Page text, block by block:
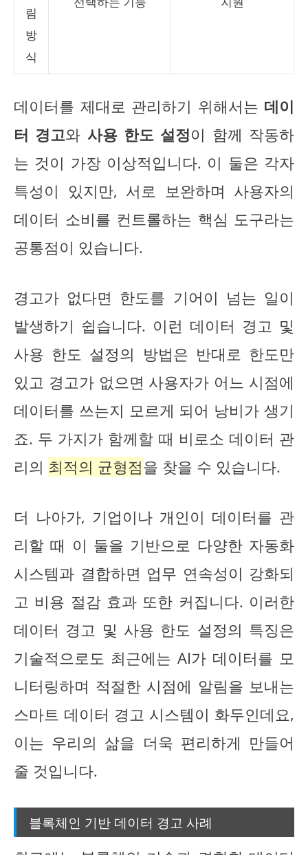
림
방
식
데이터를 제대로 관리하기 위해서는 데이
터 경고와 사용 한도 설정이 함께 작동하
는 것이 가장 이상적입니다. 이 둘은 각자
특성이 있지만, 서로 보완하며 사용자의
데이터 소비를 컨트롤하는 핵심 도구라는
공통점이 있습니다.
경고가 없다면 한도를 기어이 넘는 일이
발생하기 쉽습니다. 이런 데이터 경고 및
사용 한도 설정의 방법은 반대로 한도만
있고 경고가 없으면 사용자가 어느 시점에
데이터를 쓰는지 모르게 되어 낭비가 생기
죠. 두 가지가 함께할 때 비로소 데이터 관
리의 최적의 균형점을 찾을 수 있습니다.
더 나아가, 기업이나 개인이 데이터를 관
리할 때 이 둘을 기반으로 다양한 자동화
시스템과 결합하면 업무 연속성이 강화되
고 비용 절감 효과 또한 커집니다. 이러한
데이터 경고 및 사용 한도 설정의 특징은
기술적으로도 최근에는 AI가 데이터를 모
니터링하며 적절한 시점에 알림을 보내는
스마트 데이터 경고 시스템이 화두인데요,
이는 우리의 삶을 더욱 편리하게 만들어
줄 것입니다.
블록체인 기반 데이터 경고 사례